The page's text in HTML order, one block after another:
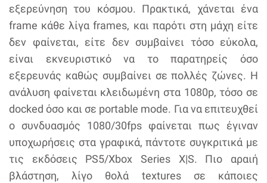
εξερεύνηση του κόσμου. Πρακτικά, χάνεται ένα
frame κάθε λίγα frames, και παρότι στη μάχη είτε
δεν φαίνεται, είτε δεν συμβαίνει τόσο εύκολα,
είναι εκνευριστικό να το παρατηρείς όσο
εξερευνάς καθώς συμβαίνει σε πολλές ζώνες. Η
ανάλυση φαίνεται κλειδωμένη στα 1080p, τόσο σε
docked όσο και σε portable mode. Για να επιτευχθεί
ο συνδυασμός 1080/30fps φαίνεται πως έγιναν
υποχωρήσεις στα γραφικά, πάντοτε συγκριτικά με
τις εκδόσεις PS5/Xbox Series X|S. Πιο αραιή
βλάστηση, λίγο θολά textures σε κάποιες